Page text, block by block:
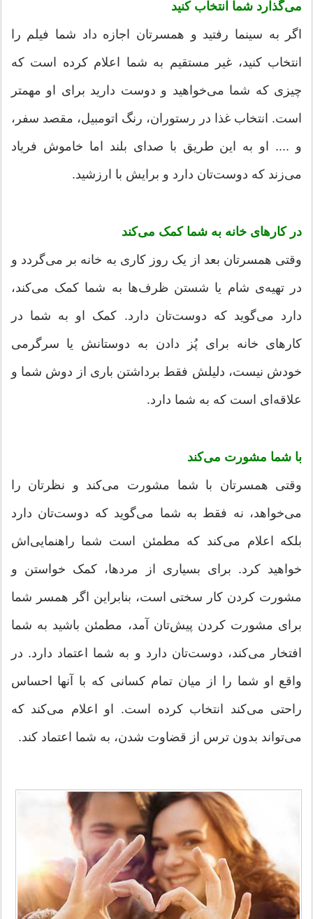
می‌گذارد شما انتخاب کنید
اگر به سینما رفتید و همسرتان اجازه داد شما فیلم را
انتخاب کنید، غیر مستقیم به شما اعلام کرده است که
چیزی که شما می‌خواهید و دوست دارید برای او مهمتر
است. انتخاب غذا در رستوران، رنگ اتومبیل، مقصد سفر،
و .... او به این طریق با صدای بلند اما خاموش فریاد
می‌زند که دوست‌تان دارد و برایش با ارزشید.
در کارهای خانه به شما کمک می‌کند
وقتی همسرتان بعد از یک روز کاری به خانه بر می‌گردد و
در تهیه‌ی شام یا شستن ظرف‌ها به شما کمک می‌کند،
دارد می‌گوید که دوست‌تان دارد. کمک او به شما در
کارهای خانه برای پُز دادن به دوستانش یا سرگرمی
خودش نیست، دلیلش فقط برداشتن باری از دوش شما و
علاقه‌ای است که به شما دارد.
با شما مشورت می‌کند
وقتی همسرتان با شما مشورت می‌کند و نظرتان را
می‌خواهد، نه فقط به شما می‌گوید که دوست‌تان دارد
بلکه اعلام می‌کند که مطمئن است شما راهنمایی‌اش
خواهید کرد. برای بسیاری از مردها، کمک خواستن و
مشورت کردن کار سختی است، بنابراین اگر همسر شما
برای مشورت کردن پیش‌تان آمد، مطمئن باشید به شما
افتخار می‌کند، دوست‌تان دارد و به شما اعتماد دارد. در
واقع او شما را از میان تمام کسانی که با آنها احساس
راحتی می‌کند انتخاب کرده است. او اعلام می‌کند که
می‌تواند بدون ترس از قضاوت شدن، به شما اعتماد کند.